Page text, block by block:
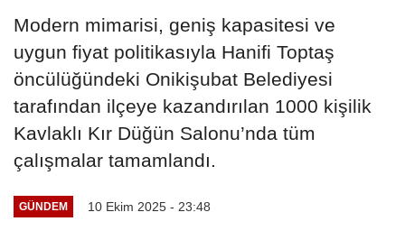
Modern mimarisi, geniş kapasitesi ve
uygun fiyat politikasıyla Hanifi Toptaş
öncülüğündeki Onikişubat Belediyesi
tarafından ilçeye kazandırılan 1000 kişilik
Kavlaklı Kır Düğün Salonu’nda tüm
çalışmalar tamamlandı.
GÜNDEM 10 Ekim 2025 - 23:48